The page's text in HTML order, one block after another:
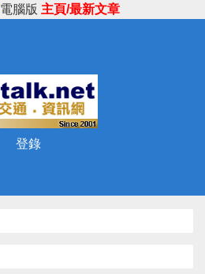
電腦版 主頁/最新文章
登錄